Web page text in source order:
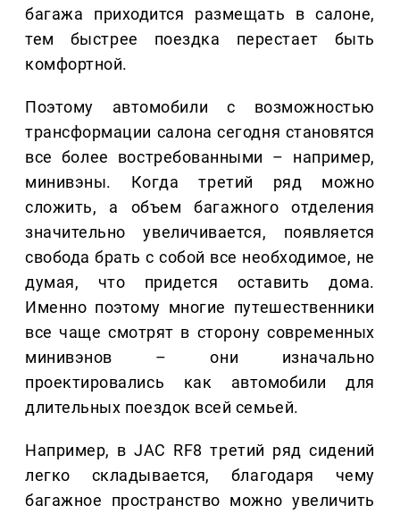
багажа приходится размещать в салоне,
тем быстрее поездка перестает быть
комфортной.
Поэтому автомобили с возможностью
трансформации салона сегодня становятся
все более востребованными – например,
минивэны. Когда третий ряд можно
сложить, а объем багажного отделения
значительно увеличивается, появляется
свобода брать с собой все необходимое, не
думая, что придется оставить дома.
Именно поэтому многие путешественники
все чаще смотрят в сторону современных
минивэнов – они изначально
проектировались как автомобили для
длительных поездок всей семьей.
Например, в JAC RF8 третий ряд сидений
легко складывается, благодаря чему
багажное пространство можно увеличить